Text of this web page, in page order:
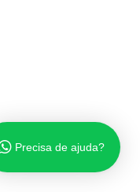
Precisa de ajuda?